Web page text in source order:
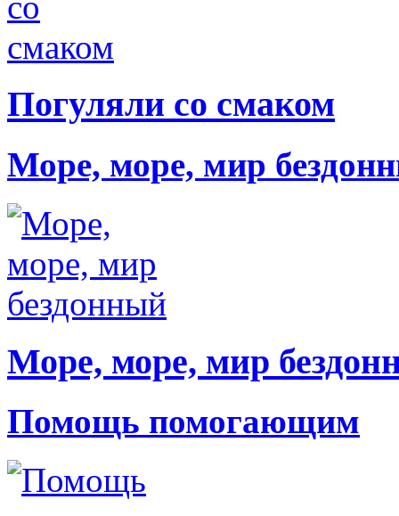
Погуляли со смаком
Море, море, мир
Море, море, мир
Помощь помогающим